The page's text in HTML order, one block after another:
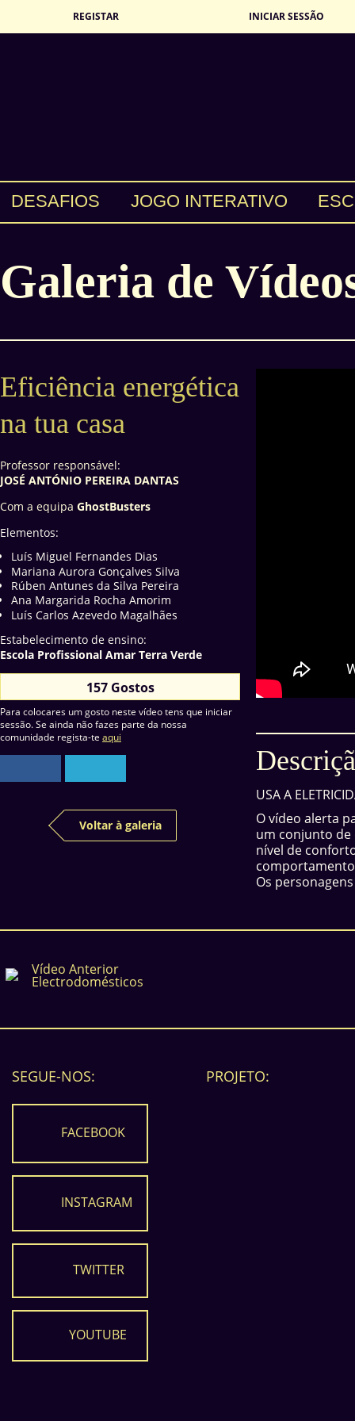
REGISTAR INICIAR SESSÃO
DESAFIOS JOGO INTERATIVO
Galeria de
Eficiência energética
na tua casa
Professor responsável:
JOSÉ ANTÓNIO PEREIRA DANTAS
Com a equipa GhostBusters
Elementos:
Luís Miguel Fernandes Dias
Mariana Aurora Gonçalves Silva
Rúben Antunes da Silva Pereira
Ana Margarida Rocha Amorim
Luís Carlos Azevedo Magalhães
Estabelecimento de ensino:
Escola Profissional Amar Terra Verde
157 Gostos
Para colocares um gosto neste vídeo tens que iniciar
sessão. Se ainda não fazes parte da nossa
comunidade regista-te aqui
Voltar à galeria
USA A
O vídeo alerta
um conjunto de
nível de
Os
Vídeo Anterior
Electrodomésticos
SEGUE-NOS:
FACEBOOK
INSTAGRAM
TWITTER
YOUTUBE
PROJETO: